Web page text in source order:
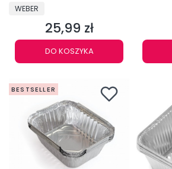
PRODUCENT
WEBER
Cena
25,99 zł
DO KOSZYKA
BESTSELLER